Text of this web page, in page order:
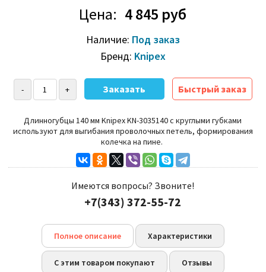
Цена: 4 845 руб
Наличие: Под заказ
Бренд: Knipex
Быстрый заказ
Длинногубцы 140 мм Knipex KN-3035140 с круглыми губками
используют для выгибания проволочных петель, формирования
колечка на пине.
Имеются вопросы? Звоните!
+7(343) 372-55-72
Полное описание Характеристики
С этим товаром покупают Отзывы